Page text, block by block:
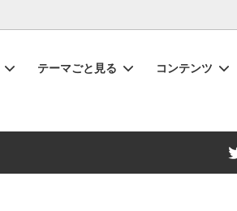
テーマごと見る コンテンツ